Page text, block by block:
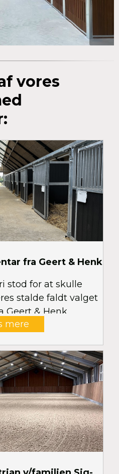
vores
fra Geert & Henk
stod for at skulle
stalde faldt valget
Geert & Henk
mere